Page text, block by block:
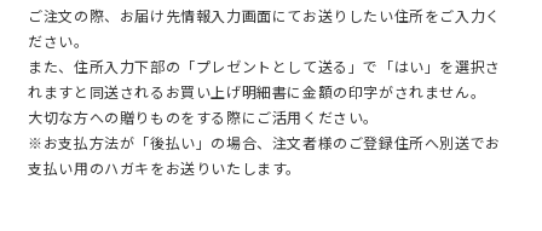
ご注文の際、お届け先情報入力画面にてお送りしたい住所をご入力く
ださい。
また、住所入力下部の「プレゼントとして送る」で「はい」を選択さ
れますと同送されるお買い上げ明細書に金額の印字がされません。
大切な方への贈りものをする際にご活用ください。
※お支払方法が「後払い」の場合、注文者様のご登録住所へ別送でお
支払い用のハガキをお送りいたします。